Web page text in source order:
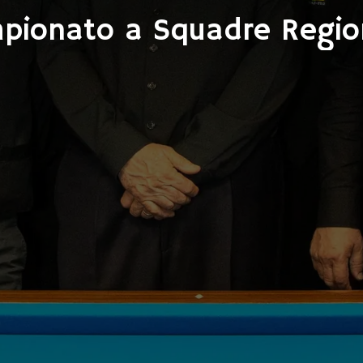
a Squadre